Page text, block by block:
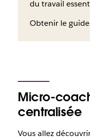
du travail
Obtenir le
Micro-
centralisée
Vous allez